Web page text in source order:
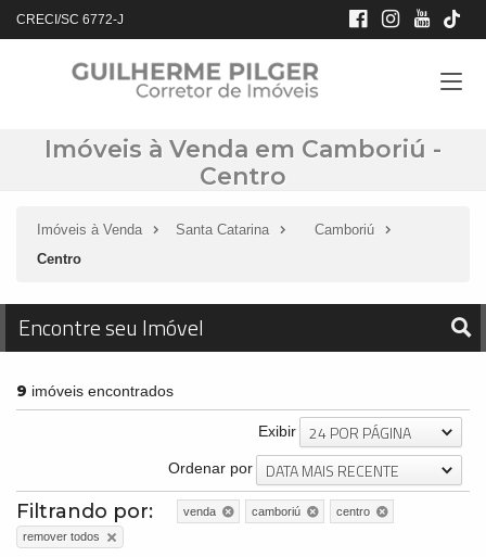
CRECI/SC 6772-J
Imóveis à Venda em Camboriú -
Centro
Imóveis à Venda Santa Catarina
Camboriú
Centro
Encontre seu Imóvel
9 imóveis encontrados
Exibir 24 POR PÁGINA
Ordenar por DATA MAIS RECENTE
Filtrando por: venda camboriú
centro
remover todos